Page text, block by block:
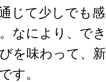
じて少しでも
なにより、で
を味わって、
す。